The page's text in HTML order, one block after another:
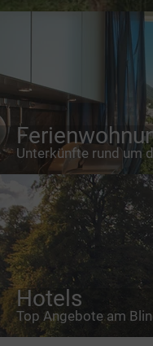
Unterkünfte rund um
Hotels
Top Angebote am